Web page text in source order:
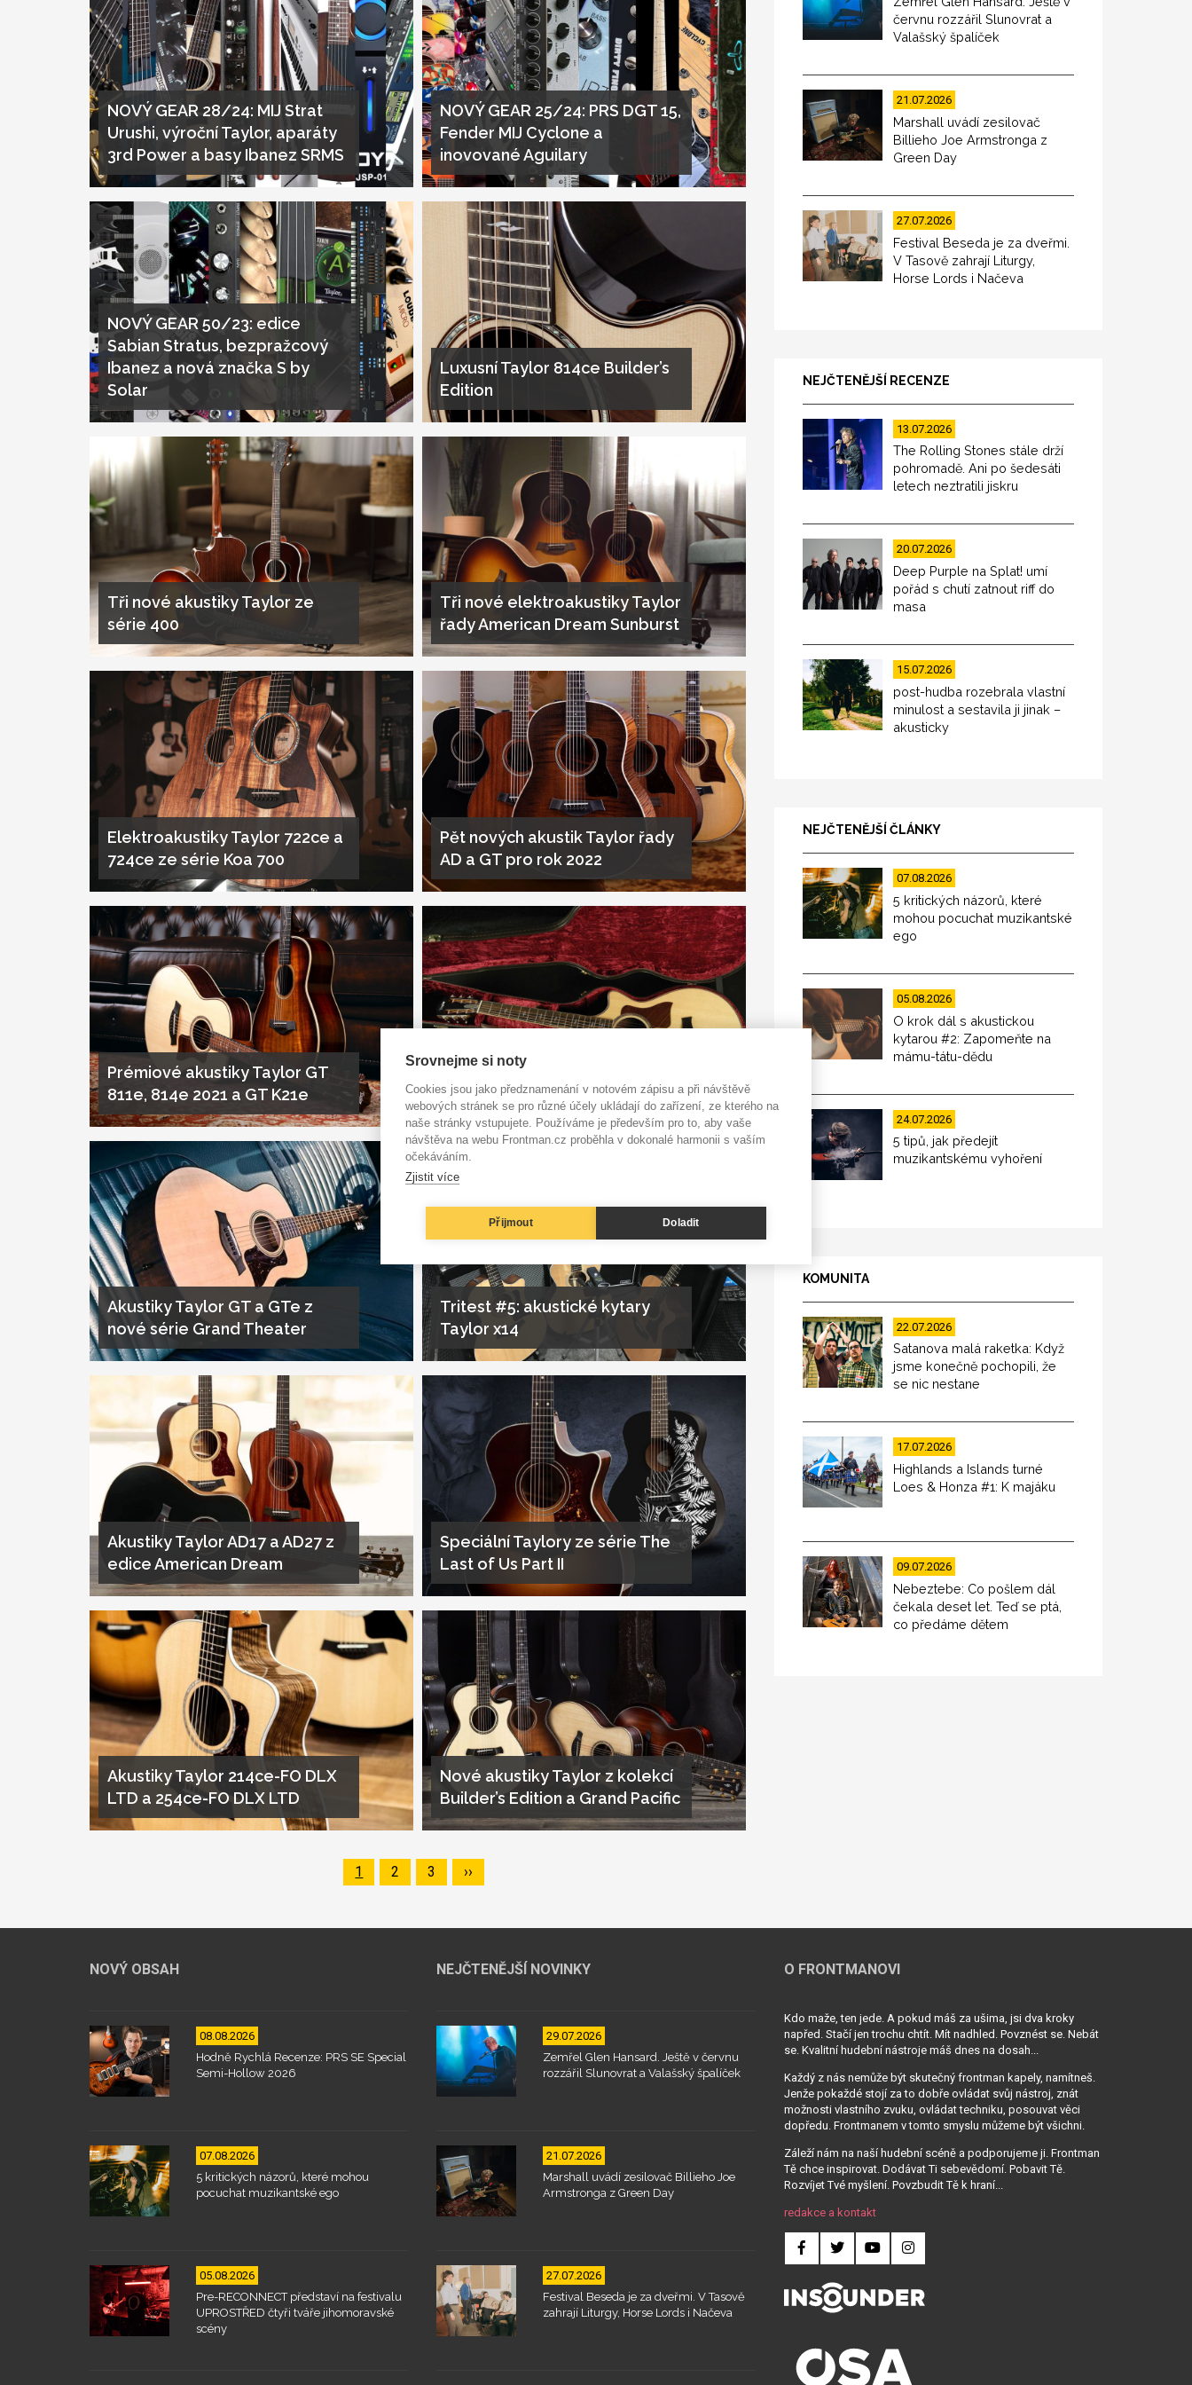
NOVÝ GEAR 28/24: MIJ Strat
Urushi, výroční Taylor, aparáty
3rd Power a basy Ibanez SRMS
NOVÝ GEAR 25/24: PRS DGT 15,
Fender MIJ Cyclone a
inovované Aguilary
NOVÝ GEAR 50/23: edice
Sabian Stratus, bezpražcový
Ibanez a nová značka S by
Solar
Luxusní Taylor 814ce Builder’s
Edition
Tři nové akustiky Taylor ze
série 400
Tři nové elektroakustiky Taylor
řady American Dream Sunburst
Elektroakustiky Taylor 722ce a
724ce ze série Koa 700
Pět nových akustik Taylor řady
AD a GT pro rok 2022
Prémiové akustiky Taylor GT
811e, 814e 2021 a GT K21e
Taylor 812ce 12-Fret DLX:
návykový luxus
Akustiky Taylor GT a GTe z
nové série Grand Theater
Tritest #5: akustické kytary
Taylor x14
Akustiky Taylor AD17 a AD27 z
edice American Dream
Speciální Taylory ze série The
Last of Us Part II
Akustiky Taylor 214ce-FO DLX
LTD a 254ce-FO DLX LTD
Nové akustiky Taylor z kolekcí
Builder’s Edition a Grand Pacific
Page
1 Page
2 Page
3
Následující
››
červnu rozzářil Slunovrat a
Valašský špalíček
21.07.2026
Marshall uvádí zesilovač
Billieho Joe Armstronga z
Green Day
27.07.2026
Festival Beseda je za dveřmi.
V Tasově zahrají Liturgy,
Horse Lords i Načeva
NEJČTENĚJŠÍ RECENZE
13.07.2026
The Rolling Stones stále drží
pohromadě. Ani po šedesáti
letech neztratili jiskru
20.07.2026
Deep Purple na Splat! umí
pořád s chutí zatnout riff do
masa
15.07.2026
post-hudba rozebrala vlastní
minulost a sestavila ji jinak –
akusticky
NEJČTENĚJŠÍ ČLÁNKY
07.08.2026
5 kritických názorů, které
mohou pocuchat muzikantské
ego
05.08.2026
O krok dál s akustickou
kytarou #2: Zapomeňte na
mámu-tátu-dědu
24.07.2026
5 tipů, jak předejít
muzikantskému vyhoření
KOMUNITA
22.07.2026
Satanova malá raketka: Když
jsme konečně pochopili, že
se nic nestane
17.07.2026
Highlands a Islands turné
Loes & Honza #1: K majáku
09.07.2026
Nebeztebe: Co pošlem dál
čekala deset let. Teď se ptá,
co předáme dětem
NOVÝ OBSAH
08.08.2026
Hodně Rychlá Recenze: PRS SE Special
Semi-Hollow 2026
07.08.2026
5 kritických názorů, které mohou
pocuchat muzikantské ego
05.08.2026
Pre-RECONNECT představí na festivalu
UPROSTŘED čtyři tváře jihomoravské
scény
NEJČTENĚJŠÍ NOVINKY
29.07.2026
Zemřel Glen Hansard. Ještě v červnu
rozzářil Slunovrat a Valašský špalíček
21.07.2026
Marshall uvádí zesilovač Billieho Joe
Armstronga z Green Day
27.07.2026
Festival Beseda je za dveřmi. V Tasově
zahrají Liturgy, Horse Lords i Načeva
O FRONTMANOVI
Kdo maže, ten jede. A pokud máš za ušima, jsi dva kroky
napřed. Stačí jen trochu chtít. Mít nadhled. Povznést se. Nebát
se. Kvalitní hudební nástroje máš dnes na dosah...
Každý z nás nemůže být skutečný frontman kapely, namítneš.
Jenže pokaždé stojí za to dobře ovládat svůj nástroj, znát
možnosti vlastního zvuku, ovládat techniku, posouvat věci
dopředu. Frontmanem v tomto smyslu můžeme být všichni.
Záleží nám na naší hudební scéně a podporujeme ji. Frontman
Tě chce inspirovat. Dodávat Ti sebevědomí. Pobavit Tě.
Rozvíjet Tvé myšlení. Povzbudit Tě k hraní...
redakce a kontakt
Srovnejme si noty
Cookies jsou jako předznamenání v notovém zápisu a při návštěvě
webových stránek se pro různé účely ukládají do zařízení, ze kterého na
naše stránky vstupujete. Používáme je především pro to, aby vaše
návštěva na webu Frontman.cz proběhla v dokonalé harmonii s vaším
očekáváním.
Zjistit více
Přijmout Doladit